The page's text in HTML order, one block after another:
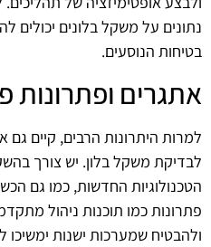
נתונים על משקל בלונים יכולים
בטיחות הנוסעים.
אתגרים ופתרונות
למרות היתרונות הרבים, קיים גם
לבדיקת משקל בלון. יש צורך
הטכנולוגיות החדשות, כמו גם
פתרונות כמו תוכנות ניהול
ולהבטיח שמערכות ישנות ימשיכו